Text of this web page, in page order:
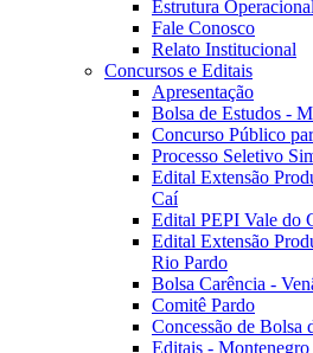
Estrutura
Fale Conosco
Relato Institucional
Concursos e Editais
Apresentação
Bolsa de Estudos -
Concurso Público
Processo Seletivo
Edital Extensão
Caí
Edital PEPI Vale do
Edital Extensão
Rio Pardo
Bolsa Carência -
Comitê Pardo
Concessão de Bolsa
Editais - Montenegro